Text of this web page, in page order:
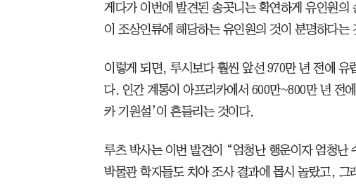
게다가 이번에 발견된 송곳니는 확연하게 유인원
이 조상인류에 해당하는 유인원의 것이 분명하다는
이렇게 되면, 루시보다 훨씬 앞선 970만 년 전에 유
다. 인간 계통이 아프리카에서 600만~800만 년 전
카 기원설’이 흔들리는 것이다.
루츠 박사는 이번 발견이 “엄청난 행운이자 엄청난
박물관 학자들도 치아 조사 결과에 몹시 놀랐고, 그